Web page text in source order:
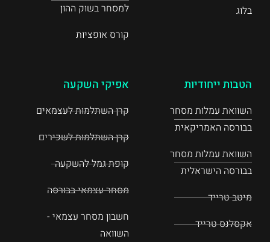
בלוג
למסחר בשוק ההון
קורס אופציות
הטבות ייחודיות
השוואת עמלות מסחר
בבורסה האמריקאית
השוואת עמלות מסחר
בבורסה הישראלית
מיטב טרייד
אקסלנס טרייד
אפיקי השקעה
קרן השתלמות לעצמאים
קרן השתלמות לשכירים
קופת גמל להשקעה
מסחר עצמאי בבורסה
חשבון מסחר עצמאי -
השוואה